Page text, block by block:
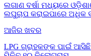
ଲଗାଣ ବର୍ଷା ମଧ୍ୟରେ
ଲଘୁଚାପ କରାଇପାରେ ଅଧିକ
ଆଜିର ଖବର
LPG ଗ୍ରାହକଙ୍କ ପାଇଁ